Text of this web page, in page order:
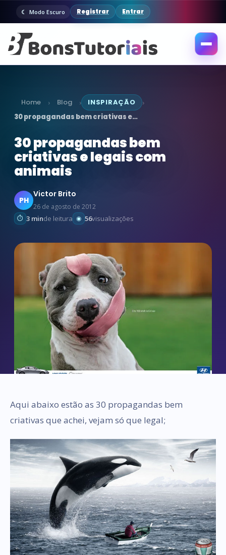
Modo Escuro Registrar Entrar
Abrir
Home › Blog › INSPIRAÇÃO ›
30 propagandas bem criativas e…
30 propagandas bem
criativas e legais com
animais
PH
Victor Brito
26 de agosto de 2012
3 minde leitura 56visualizações
Aqui abaixo estão as 30 propagandas bem
criativas que achei, vejam só que legal;